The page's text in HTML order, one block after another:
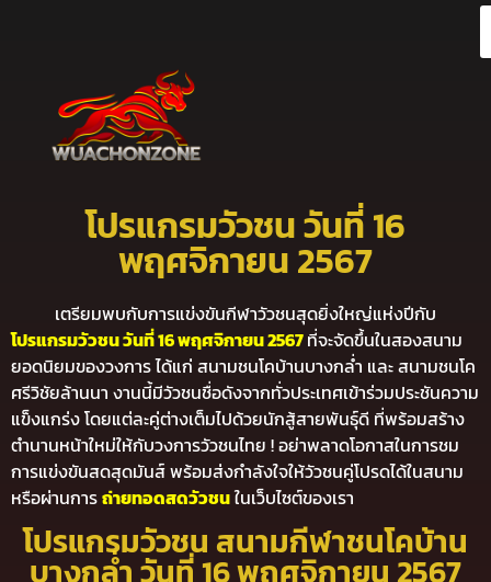
โปรแกรมวัวชน วันที่ 16
พฤศจิกายน 2567
เตรียมพบกับการแข่งขันกีฬาวัวชนสุดยิ่งใหญ่แห่งปีกับ
โปรแกรมวัวชน วันที่ 16 พฤศจิกายน 2567ที่จะจัดขึ้นในสองสนาม
ยอดนิยมของวงการ ได้แก่ สนามชนโคบ้านบางกล่ำ และ สนามชนโค
ศรีวิชัยล้านนา งานนี้มีวัวชนชื่อดังจากทั่วประเทศเข้าร่วมประชันความ
แข็งแกร่ง โดยแต่ละคู่ต่างเต็มไปด้วยนักสู้สายพันธุ์ดี ที่พร้อมสร้าง
ตำนานหน้าใหม่ให้กับวงการวัวชนไทย ! อย่าพลาดโอกาสในการชม
การแข่งขันสดสุดมันส์ พร้อมส่งกำลังใจให้วัวชนคู่โปรดได้ในสนาม
หรือผ่านการถ่ายทอดสดวัวชนในเว็บไซต์ของเรา
โปรแกรมวัวชน สนามกีฬาชนโคบ้าน
บางกล่ำ วันที่ 16 พฤศจิกายน 2567